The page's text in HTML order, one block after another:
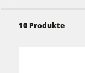
10 Produkte